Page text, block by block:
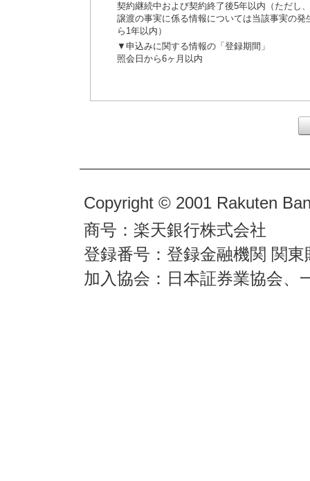
契約継続中および契約終了後5年以内（ただし
譲渡の事実に係る情報については当該事実の発
ら1年以内）
▼申込みに関する情報の「登録期間」
照会日から6ヶ月以内
Copyright © 2001 Rakuten
商号：楽天銀行株式会社
登録番号：登録金融機関 関
加入協会：日本証券業協会、